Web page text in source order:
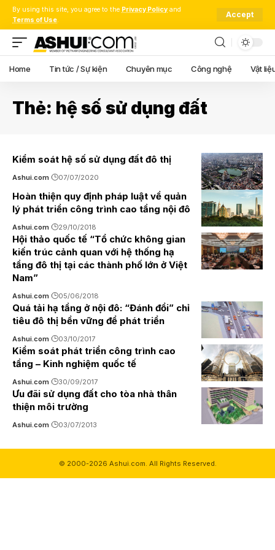
By using this site, you agree to the Privacy Policy and
Terms of Use.
Accept
Home Tin tức / Sự kiện Chuyên mục Công nghệ Vật
Thẻ: hệ số sử dụng đất
Kiểm soát hệ số sử dụng đất đô thị
Ashui.com 07/07/2020
Hoàn thiện quy định pháp luật về quản
lý phát triển công trình cao tầng nội đô
Ashui.com 29/10/2018
Hội thảo quốc tế “Tổ chức không gian
kiến trúc cảnh quan với hệ thống hạ
tầng đô thị tại các thành phố lớn ở Việt
Nam”
Ashui.com 05/06/2018
Quá tải hạ tầng ở nội đô: “Đánh đổi” chỉ
tiêu đô thị bền vững để phát triển
Ashui.com 03/10/2017
Kiểm soát phát triển công trình cao
tầng – Kinh nghiệm quốc tế
Ashui.com 30/09/2017
Ưu đãi sử dụng đất cho tòa nhà thân
thiện môi trường
Ashui.com 03/07/2013
© 2000-2026 Ashui.com. All Rights Reserved.